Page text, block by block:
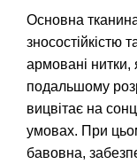
Основна
зносостійкістю
армовані нитки,
подальшому
вицвітає на
умовах. При
бавовна,